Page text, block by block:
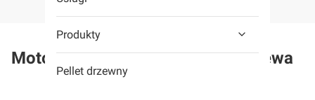
Produkty
Pellet drzewny
Motoreduktor 15 obr./min Kostrzewa